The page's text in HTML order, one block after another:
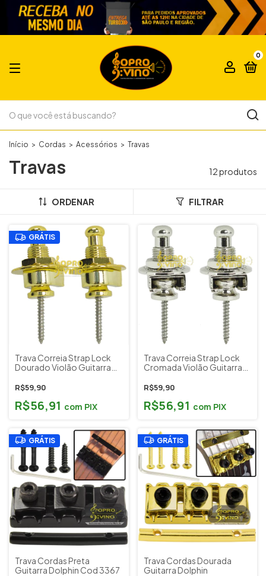
0
Início > Cordas > Acessórios > Travas
Travas 12 produtos
ORDENAR FILTRAR
GRÁTIS
Trava Correia Strap Lock
Dourado Violão Guitarra
Custom Sound S1-GD
R$59,90
R$56,91 com PIX
Trava Correia Strap Lock
Cromada Violão Guitarra
Custom Sound S1-CR
R$59,90
R$56,91 com PIX
GRÁTIS
Trava Cordas Preta
Guitarra Dolphin Cod 3367
GRÁTIS
Trava Cordas Dourada
Guitarra Dolphin